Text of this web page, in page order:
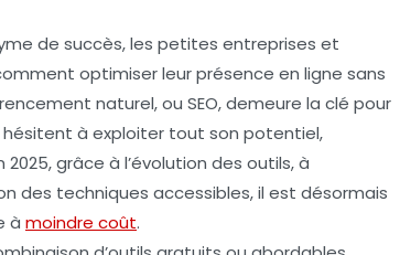
de succès, les petites entreprises et
optimiser leur présence en ligne sans
naturel, ou SEO, demeure la clé pour
à exploiter tout son potentiel,
grâce à l’évolution des outils, à
des techniques accessibles, il est désormais
à moindre coût.